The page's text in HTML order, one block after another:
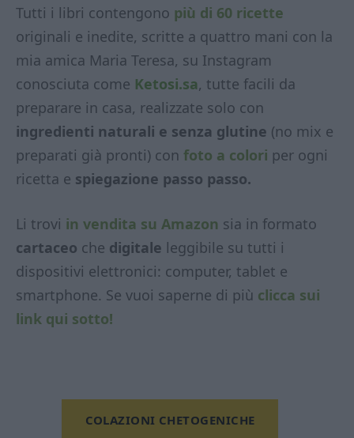
Tutti i libri contengono più di 60 ricette
originali e inedite, scritte a quattro mani con la
mia amica Maria Teresa, su Instagram
conosciuta come Ketosi.sa, tutte facili da
preparare in casa, realizzate solo con
ingredienti naturali e senza glutine (no mix e
preparati già pronti) con foto a colori per ogni
ricetta e spiegazione passo passo.
Li trovi in vendita su Amazon sia in formato
cartaceo che digitale leggibile su tutti i
dispositivi elettronici: computer, tablet e
smartphone. Se vuoi saperne di più clicca sui
link qui sotto!
COLAZIONI CHETOGENICHE